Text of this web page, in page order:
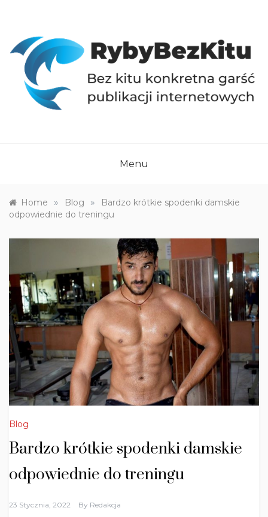
Menu
Home » Blog »
Bardzo krótkie spodenki damskie
odpowiednie do treningu
Blog
Bardzo krótkie spodenki damskie
odpowiednie do treningu
23 Stycznia, 2022 By Redakcja